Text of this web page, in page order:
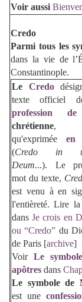
Voir aussi
Credo
Parmi tous les
dans la vie de
Constantinople.
Le Credo
texte officiel
profession
chrétienne,
qu'exprimée en
(Credo in
Deum...). Le
mot du texte,
est venu à en
l'entièreté.Lire la
dansJe crois en
ou “Credo” du
de Paris [archive]
Voir Le
apôtres dans
Le symbole de
est une